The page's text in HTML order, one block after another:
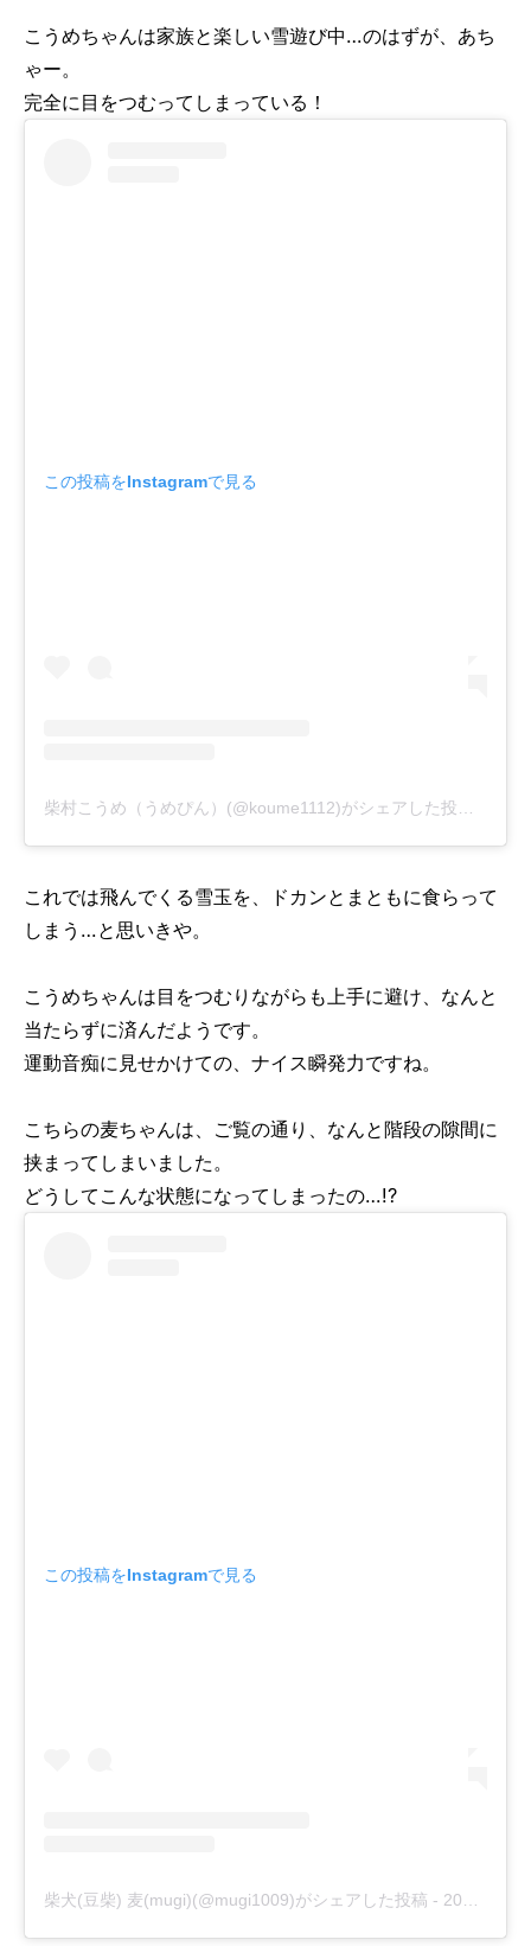
こうめちゃんは家族と楽しい雪遊び中…のはずが、あち
ゃー。
完全に目をつむってしまっている！
この投稿をInstagramで見る
これでは飛んでくる雪玉を、ドカンとまともに食らって
しまう… と思いきや。
こうめちゃんは目をつむりながらも上手に避け、なんと
当たらずに済んだようです。
運動音痴に見せかけての、ナイス瞬発力ですね。
こちらの麦ちゃんは、ご覧の通り、なんと階段の隙間に
挟まってしまいました。
どうしてこんな状態になってしまったの…!?
この投稿をInstagramで見る
柴犬(豆柴) 麦(mugi)(@mugi1009)がシェアした投稿 - 2018年 5月月5日午後6時56分PDT